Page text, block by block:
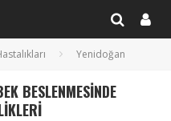
Yenidoğan
BESLENMESINDE